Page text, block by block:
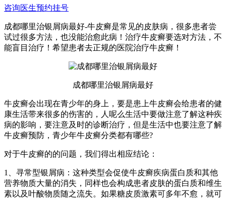
咨询医生预约挂号
成都哪里治银屑病最好-牛皮癣是常见的皮肤病，很多患者尝
试过很多方法，也没能治愈此病！治疗牛皮癣要选对方法，不
能盲目治疗！希望患者去正规的医院治疗牛皮癣！
成都哪里治银屑病最好
牛皮癣会出现在青少年的身上，要是患上牛皮癣会给患者的健
康生活带来很多的伤害的，人呢么生活中要做注意了解这种疾
病的影响，要注意及时的诊断治疗，但是生活中也要注意了解
牛皮癣预防，青少年牛皮癣分类都有哪些?
对于牛皮癣的的问题，我们得出相应结论：
1、寻常型银屑病：这种类型会促使牛皮癣疾病蛋白质和其他
营养物质大量的消失，同样也会构成患者皮肤的蛋白质和维生
素以及叶酸物质随之流失。如果糖皮质激素可多年不愈，就可